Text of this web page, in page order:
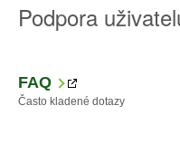
Podpora
FAQ
Často kladené dotazy